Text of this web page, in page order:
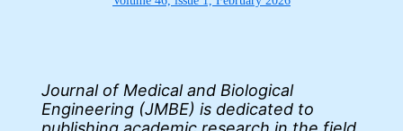
Journal of Medical and Biological
Engineering (JMBE) is dedicated to